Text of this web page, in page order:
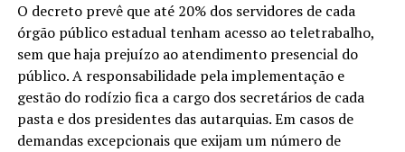
O decreto prevê que até 20% dos servidores de cada
órgão público estadual tenham acesso ao teletrabalho,
sem que haja prejuízo ao atendimento presencial do
público. A responsabilidade pela implementação e
gestão do rodízio fica a cargo dos secretários de cada
pasta e dos presidentes das autarquias. Em casos de
demandas excepcionais que exijam um número de